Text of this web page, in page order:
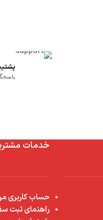
پاسخگویی
خدمات
حساب کاربری
راهنمای ثبت